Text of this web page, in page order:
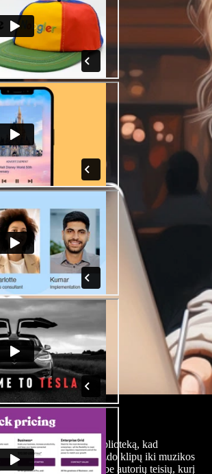
biblioteka
vaizdo įrašų biblioteką, kad
filmo anonsus. Nuo vaizdo klipų iki muzikos
siūlo gausų turinį be autorių teisių, kurį